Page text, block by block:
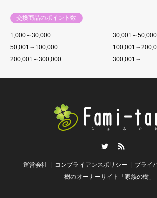
交換商品のポイント数
1,000～30,000
30,001～50,000
50,001～100,000
100,001～
200,001～300,000
300,001～
運営会社 コンプライアンスポリシー
プライ
樹のオーナーサイト「家族の樹」